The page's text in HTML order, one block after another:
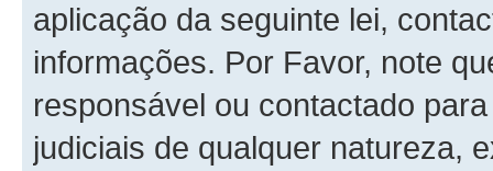
aplicação da seguinte lei,
informações. Por Favor, note
responsável ou contactado
judiciais de qualquer natureza,